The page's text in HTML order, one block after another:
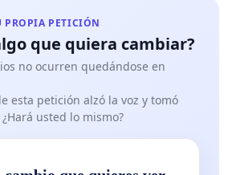
PETICIÓN
que quiera cambiar?
no ocurren quedándose en
esta petición alzó la voz y tomó
usted lo mismo?